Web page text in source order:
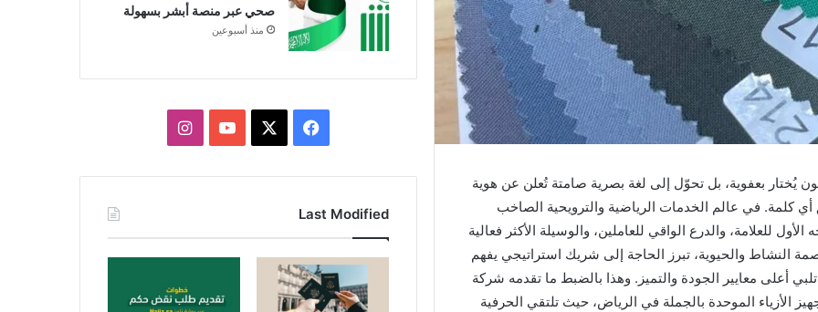
يُختار بعفوية، بل تحوّل إلى لغة بصرية صامتة تُعلن عن هوية
أي كلمة. في عالم الخدمات الرياضية والترويحية الصاخب
للعلامة، والدرع الواقي للعاملين، والوسيلة الأكثر فعالية
النشاط والحيوية، تبرز الحاجة إلى شريك استراتيجي يفهم
تلبي أعلى معايير الجودة والتميز. وهذا بالضبط ما تقدمه شركة
الأزياء الموحدة بالجملة في الرياض، حيث تلتقي الحرفية
صحي عبر منصة أبشر بسهولة
منذ أسبوعين
فيسبوك يوتيوبانستقرام
Last Modified